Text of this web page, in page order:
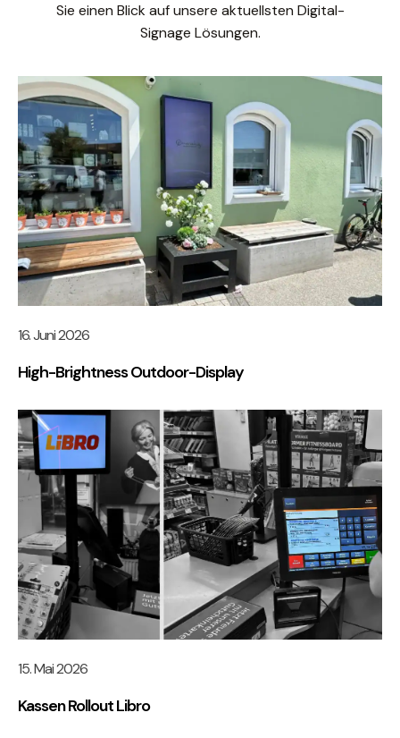
Sie einen Blick auf unsere aktuellsten Digital-
Signage Lösungen.
16. Juni 2026
High-Brightness Outdoor-Display
15. Mai 2026
Kassen Rollout Libro